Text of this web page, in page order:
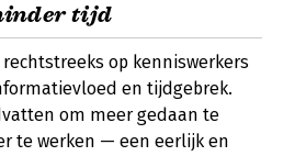
tijd
op kenniswerkers
en tijdgebrek.
om meer gedaan te
te werken — een eerlijk en